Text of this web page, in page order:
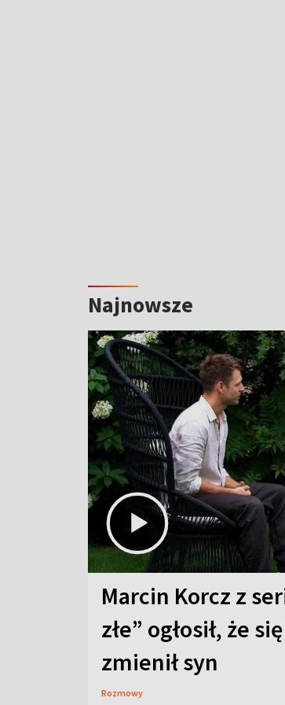
Najnowsze
Marcin Korcz z
złe” ogłosił, że
zmienił syn
Rozmowy